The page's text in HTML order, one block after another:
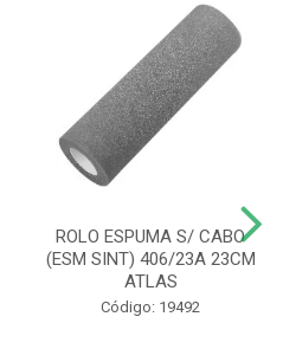
ROLO ESPUMA S/ CABO
(ESM SINT) 406/23A 23CM
ATLAS
Código: 19492